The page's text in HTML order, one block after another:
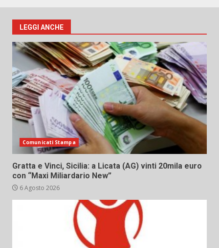
LEGGI ANCHE
Comunicati Stampa
Gratta e Vinci, Sicilia: a Licata (AG) vinti 20mila euro
con “Maxi Miliardario New”
6 Agosto 2026